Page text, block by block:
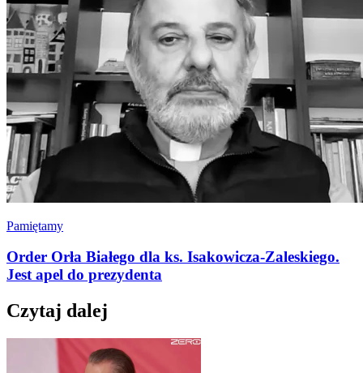
Pamiętamy
Order Orła Białego dla ks. Isakowicza-Zaleskiego.
Jest apel do prezydenta
Czytaj dalej